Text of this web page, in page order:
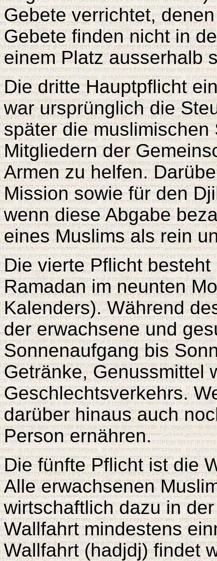
Gebete verrichtet,
Gebete finden nicht in
einem Platz ausserhalb
Die dritte Hauptpflicht
war ursprünglich die
später die
Mitgliedern der
Armen zu helfen.
Mission sowie für den
wenn diese Abgabe
eines Muslims als rein
Die vierte Pflicht
Ramadan im neunten
Kalenders). Während
der erwachsene und
Sonnenaufgang bis
Getränke, Genussmittel
Geschlechtsverkehrs.
darüber hinaus auch
Person ernähren.
Die fünfte Pflicht ist die
Alle erwachsenen
wirtschaftlich dazu in
Wallfahrt mindestens
Wallfahrt (hadjdj) findet